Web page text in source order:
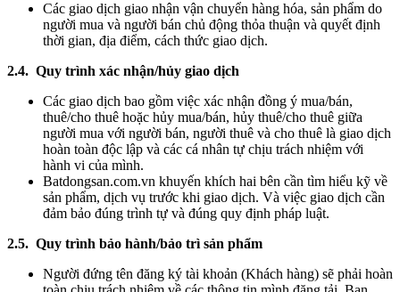
Các giao dịch giao nhận vận chuyển hàng hóa, sản phẩm do
người mua và người bán chủ động thỏa thuận và quyết định
thời gian, địa điểm, cách thức giao dịch.
2.4. Quy trình xác nhận/hủy giao dịch
Các giao dịch bao gồm việc xác nhận đồng ý mua/bán,
thuê/cho thuê hoặc hủy mua/bán, hủy thuê/cho thuê giữa
người mua với người bán, người thuê và cho thuê là giao dịch
hoàn toàn độc lập và các cá nhân tự chịu trách nhiệm với
hành vi của mình.
Batdongsan.com.vn khuyến khích hai bên cần tìm hiểu kỹ về
sản phẩm, dịch vụ trước khi giao dịch. Và việc giao dịch cần
đảm bảo đúng trình tự và đúng quy định pháp luật.
2.5. Quy trình bảo hành/bảo trì sản phẩm
Người đứng tên đăng ký tài khoản (Khách hàng) sẽ phải hoàn